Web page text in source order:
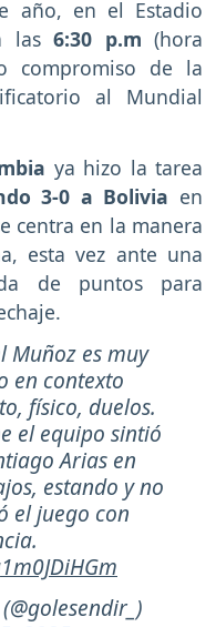
año, en el Estadio
las6:30 p.m (hora
compromiso de la
al Mundial
ya hizo la tarea
3-0 a Bolivia en
centra en la manera
esta vez ante una
de puntos para
Muñoz es muy
en contexto
físico, duelos.
el equipo sintió
Arias en
estando y no
el juego con